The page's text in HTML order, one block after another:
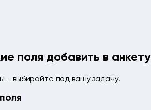
поля добавить в анкету
- выбирайте под вашу задачу.